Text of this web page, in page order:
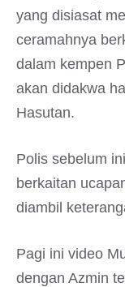
yang disiasat
ceramahnya
dalam kempen
akan didakwa
Hasutan.
Polis sebelum
berkaitan
diambil
Pagi ini video
dengan Azmin